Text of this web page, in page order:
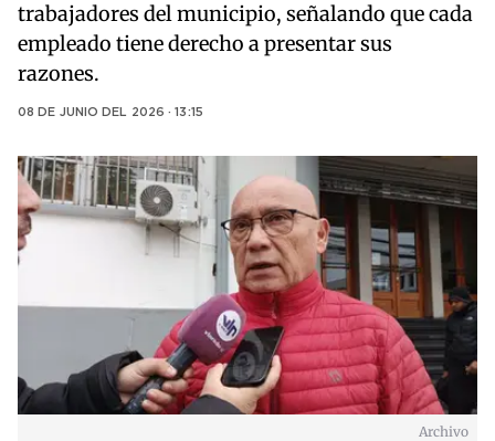
trabajadores del municipio, señalando que cada
empleado tiene derecho a presentar sus
razones.
08 DE JUNIO DEL 2026 · 13:15
Archivo